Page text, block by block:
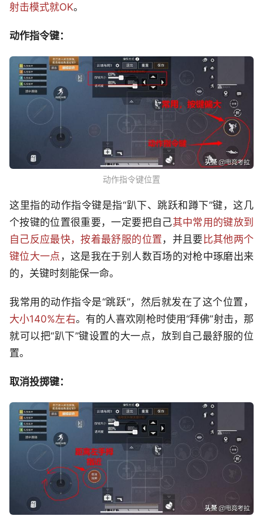
射击模式就OK。
动作指令键：
动作指令键位置
这里指的动作指令键是指“趴下、跳跃和蹲下”键，这几
个按键的位置很重要，一定要把自己其中常用的键放到
自己反应最快，按着最舒服的位置 ，并且要 比其他两个
键位大一点 ，这是我在于别人数百场的对枪中琢磨出来
的，关键时刻能保一命。
我常用的动作指令是“跳跃”，然后就发在了这个位置，
大小140%左右。有的人喜欢刚枪时使用“拜佛”射击，那
就可以把“趴下”键设置的大一点，放到自己最舒服的位
置。
取消投掷键：